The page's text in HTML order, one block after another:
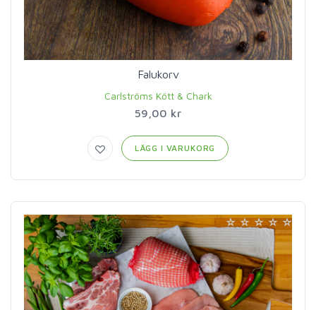
Falukorv
Carlströms Kött & Chark
59,00 kr
LÄGG I VARUKORG